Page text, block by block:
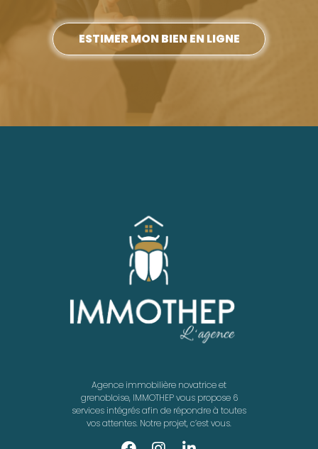
ESTIMER MON BIEN EN LIGNE
Agence immobilière novatrice et
grenobloise, IMMOTHEP vous propose 6
services intégrés afin de répondre à toutes
vos attentes. Notre projet, c’est vous.